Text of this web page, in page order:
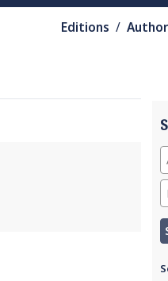
Editions /